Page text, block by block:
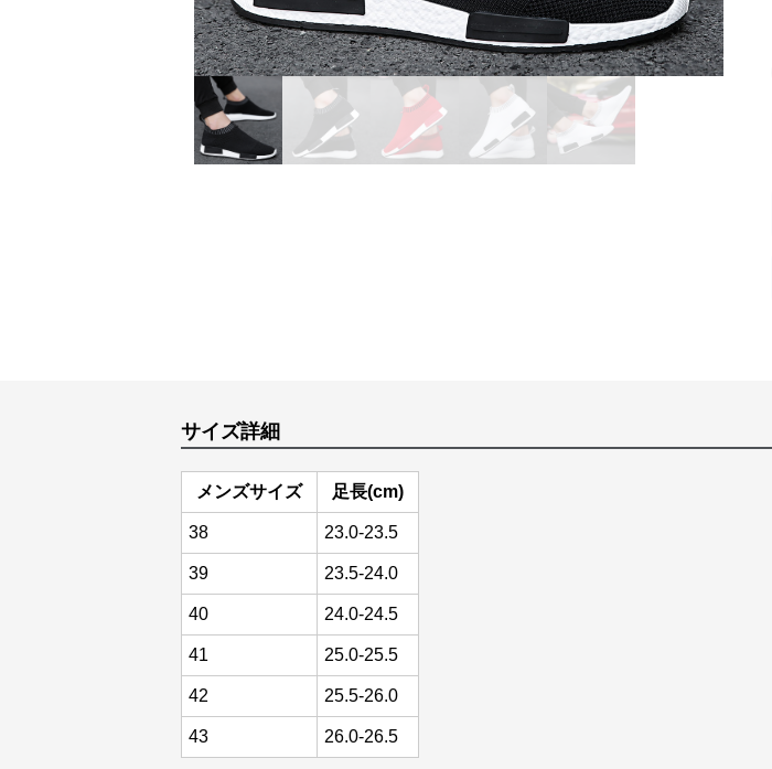
サイズ詳細
メンズサイズ 足長(cm)
38 23.0-23.5
39 23.5-24.0
40 24.0-24.5
41 25.0-25.5
42 25.5-26.0
43 26.0-26.5